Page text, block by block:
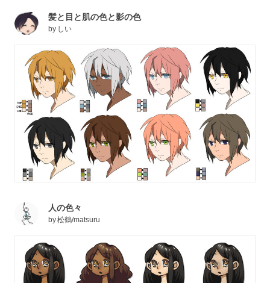
coloring tips!髪と目と肌の色と影の色
by しい
人の色々
by松鶴/matsuru